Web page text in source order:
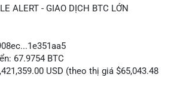
ALERT - GIAO DỊCH BTC LỚN
67.9754 BTC
USD (theo thị giá $65,043.48